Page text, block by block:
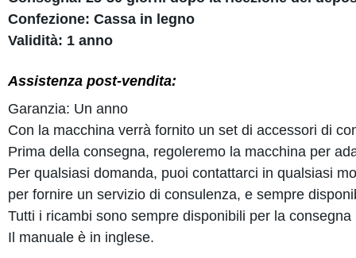
Confezione: Cassa in legno
Validità: 1 anno
Assistenza post-vendita:
Garanzia: Un anno
Con la macchina verrà fornito un set di accessori di
Prima della consegna, regoleremo la macchina per
Per qualsiasi domanda, puoi contattarci in qualsiasi
per fornire un servizio di consulenza, e sempre
Tutti i ricambi sono sempre disponibili per la consegna
Il manuale è in inglese.